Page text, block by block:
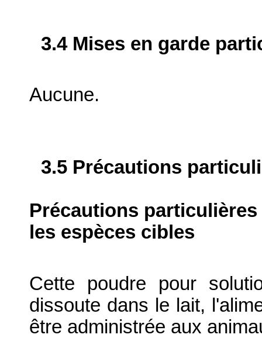
3.4 Mises en garde
Aucune.
3.5 Précautions
Précautions
les espèces cibles
Cette poudre pour
dissoute dans le lait,
être administrée aux